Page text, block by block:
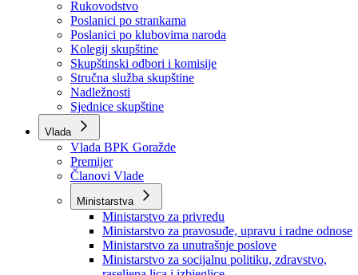
Skupština
Skupština BPK Goražde
Rukovodstvo
Poslanici po strankama
Poslanici po klubovima naroda
Kolegij skupštine
Skupštinski odbori i komisije
Stručna služba skupštine
Nadležnosti
Sjednice skupštine
Vlada
Vlada BPK Goražde
Premijer
Članovi Vlade
Ministarstva
Ministarstvo za privredu